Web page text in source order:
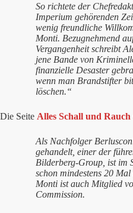
So richtete der
Imperium gehörenden
wenig freundliche
Monti. Bezugnehmend
Vergangenheit schreibt
jene Bande von
finanzielle Desaster
wenn man Brandstifter
löschen.“
Die Seite Alles Schall und Rauch
Als Nachfolger
gehandelt, einer der
Bilderberg-Group, ist im
schon mindestens 20
Monti ist auch Mitglied
Commission.